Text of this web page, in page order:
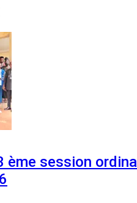
ème session